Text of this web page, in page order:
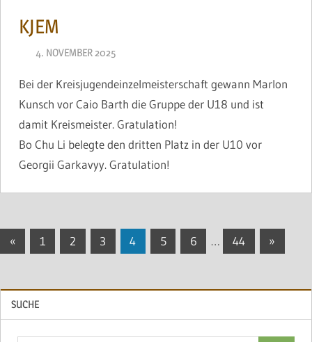
KJEM
4. NOVEMBER 2025
Bei der Kreisjugendeinzelmeisterschaft gewann Marlon
Kunsch vor Caio Barth die Gruppe der U18 und ist
damit Kreismeister. Gratulation!
Bo Chu Li belegte den dritten Platz in der U10 vor
Georgii Garkavyy. Gratulation!
Seitennummerierung
Beiträge
« Vorherige
1 2 3 4 5 6 … 44
Nächste
»
SUCHE